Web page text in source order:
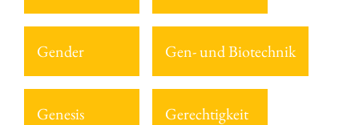
Gender Gen- und Biotechnik
Genesis Gerechtigkeit